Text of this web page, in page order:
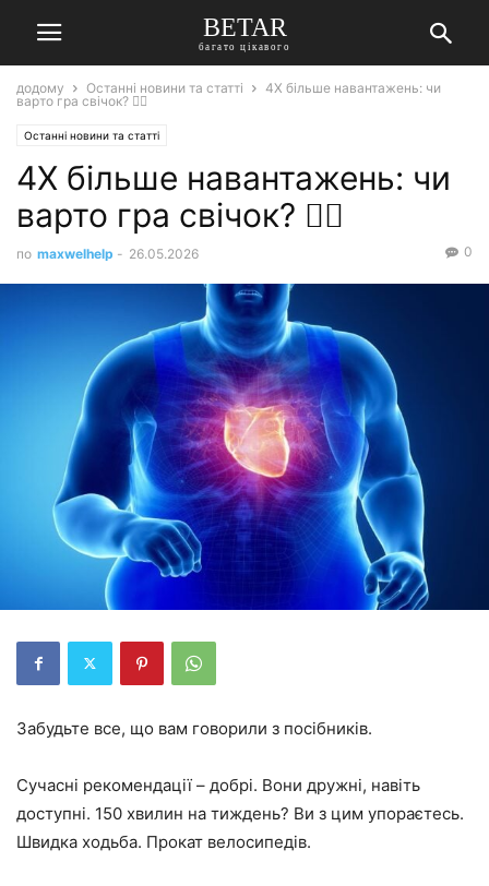
BETAR
багато цікавого
додому Останні новини та статті
4X більше навантажень: чи
варто гра свічок? 🏃‍♂️
Останні новини та статті
4X більше навантажень: чи
варто гра свічок? 🏃‍♂️
по maxwelhelp - 26.05.2026 0
Забудьте все, що вам говорили з посібників.
Сучасні рекомендації – добрі. Вони дружні, навіть
доступні. 150 хвилин на тиждень? Ви з цим упораєтесь.
Швидка ходьба. Прокат велосипедів.